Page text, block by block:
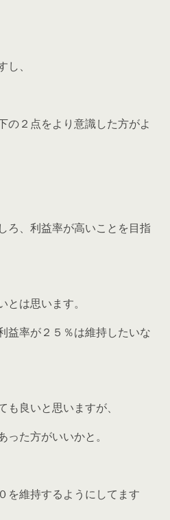
、
の２点をより意識した方がよ
ろ、利益率が高いことを目指
は思います。
益率が２５％は維持したいな
も良いと思いますが、
た方がいいかと。
を維持するようにしてます